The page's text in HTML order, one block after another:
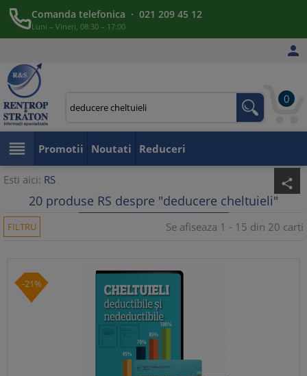
Comanda telefonica · 021 209 45 12
Luni – Vineri, 08:30 – 17:00

0
 Promotii Noutati Reduceri
Esti aici: RS share
20 produse RS despre "deducere cheltuieli"
FILTRU Se afiseaza 1 - 15 din 20 carti
-21%